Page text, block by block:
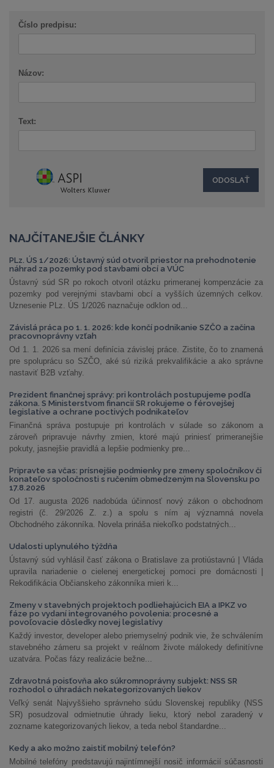
Číslo predpisu:
Názov:
Text:
NAJČÍTANEJŠIE ČLÁNKY
PLz. ÚS 1/2026: Ústavný súd otvoril priestor na prehodnotenie
náhrad za pozemky pod stavbami obcí a VÚC
Ústavný súd SR po rokoch otvoril otázku primeranej kompenzácie za
pozemky pod verejnými stavbami obcí a vyšších územných celkov.
Uznesenie PLz. ÚS 1/2026 naznačuje odklon od...
Závislá práca po 1. 1. 2026: kde končí podnikanie SZČO a začína
pracovnoprávny vzťah
Od 1. 1. 2026 sa mení definícia závislej práce. Zistite, čo to znamená
pre spoluprácu so SZČO, aké sú riziká prekvalifikácie a ako správne
nastaviť B2B vzťahy.
Prezident finančnej správy: pri kontrolách postupujeme podľa
zákona. S Ministerstvom financií SR rokujeme o férovejšej
legislatíve a ochrane poctivých podnikateľov
Finančná správa postupuje pri kontrolách v súlade so zákonom a
zároveň pripravuje návrhy zmien, ktoré majú priniesť primeranejšie
pokuty, jasnejšie pravidlá a lepšie podmienky pre...
Pripravte sa včas: prísnejšie podmienky pre zmeny spoločníkov či
konateľov spoločnosti s ručením obmedzeným na Slovensku po
17.8.2026
Od 17. augusta 2026 nadobúda účinnosť nový zákon o obchodnom
registri (č. 29/2026 Z. z.) a spolu s ním aj významná novela
Obchodného zákonníka. Novela prináša niekoľko podstatných...
Udalosti uplynulého týždňa
Ústavný súd vyhlásil časť zákona o Bratislave za protiústavnú | Vláda
upravila nariadenie o cielenej energetickej pomoci pre domácnosti |
Rekodifikácia Občianskeho zákonníka mieri k...
Zmeny v stavebných projektoch podliehajúcich EIA a IPKZ vo
fáze po vydaní integrovaného povolenia: procesné a
povoľovacie dôsledky novej legislatívy
Každý investor, developer alebo priemyselný podnik vie, že schválením
stavebného zámeru sa projekt v reálnom živote málokedy definitívne
uzatvára. Počas fázy realizácie bežne...
Zdravotná poisťovňa ako súkromnoprávny subjekt: NSS SR
rozhodol o úhradách nekategorizovaných liekov
Veľký senát Najvyššieho správneho súdu Slovenskej republiky (NSS
SR) posudzoval odmietnutie úhrady lieku, ktorý nebol zaradený v
zozname kategorizovaných liekov, a teda nebol štandardne...
Kedy a ako možno zaistiť mobilný telefón?
Mobilné telefóny predstavujú najintímnejší nosič informácií súčasnosti